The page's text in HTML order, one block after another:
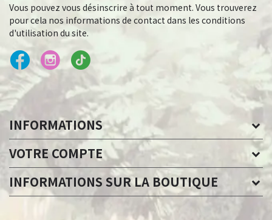
Vous pouvez vous désinscrire à tout moment. Vous trouverez
pour cela nos informations de contact dans les conditions
d'utilisation du site.
INFORMATIONS
VOTRE COMPTE
INFORMATIONS SUR LA BOUTIQUE